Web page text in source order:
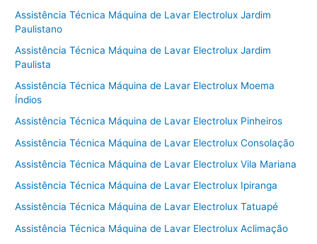
Assistência Técnica Máquina de Lavar Electrolux Jardim
Paulistano
Assistência Técnica Máquina de Lavar Electrolux Jardim
Paulista
Assistência Técnica Máquina de Lavar Electrolux Moema
Índios
Assistência Técnica Máquina de Lavar Electrolux Pinheiros
Assistência Técnica Máquina de Lavar Electrolux Consolação
Assistência Técnica Máquina de Lavar Electrolux Vila Mariana
Assistência Técnica Máquina de Lavar Electrolux Ipiranga
Assistência Técnica Máquina de Lavar Electrolux Tatuapé
Assistência Técnica Máquina de Lavar Electrolux Aclimação